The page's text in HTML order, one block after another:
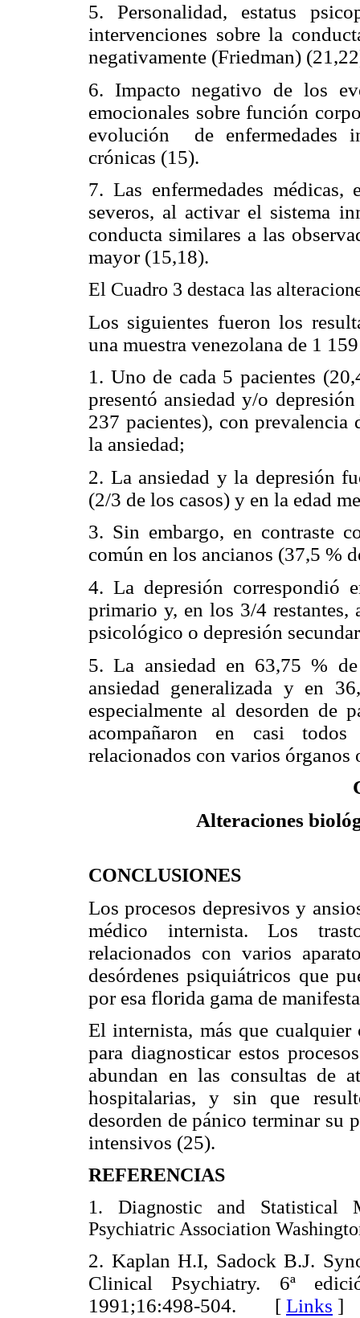
5. Personalidad, estatus
intervenciones sobre la
negativamente (Friedman)
6. Impacto negativo de los
emocionales sobre función
evolución
de enfermedades
crónicas (15).
7. Las enfermedades médicas,
severos, al activar el sistema
conducta similares a las
mayor (15,18).
El Cuadro 3 destaca las
Los siguientes fueron los
una muestra venezolana de 1
1. Uno de cada 5 pacientes
presentó ansiedad y/o
237 pacientes), con
la ansiedad;
2. La ansiedad y la depresión
(2/3 de los casos) y en la edad
3. Sin embargo, en contraste
común en los ancianos (37,5 %
4. La depresión
primario y, en los 3/4 restantes,
psicológico o depresión
5. La ansiedad en 63,75 %
ansiedad generalizada y en
especialmente al desorden de
acompañaron en casi
relacionados con varios órganos
Alteraciones
CONCLUSIONES
Los procesos depresivos y
médico internista. Los
relacionados con varios
desórdenes psiquiátricos que
por esa florida gama de
El internista, más que
para diagnosticar estos
abundan en las consultas de
hospitalarias, y sin que
desorden de pánico terminar su
intensivos (25).
REFERENCIAS
1. Diagnostic and Statistical
Psychiatric Association
2. Kaplan H.I, Sadock B.J.
Clinical Psychiatry. 6ª
1991;16:498-504. [ Links ]